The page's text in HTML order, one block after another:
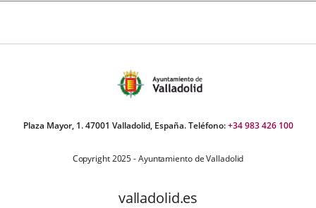
Plaza Mayor, 1. 47001 Valladolid, España. Teléfono:+34 983 426 100
Copyright 2025 - Ayuntamiento de Valladolid
valladolid.es